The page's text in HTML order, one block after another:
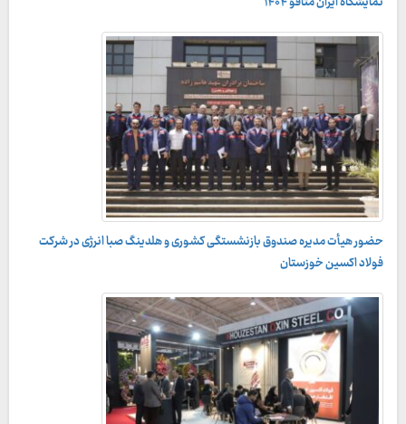
حضور هیأت مدیره صندوق بازنشستگی کشوری و هلدینگ صبا انرژی در شرکت
فولاد اکسین خوزستان